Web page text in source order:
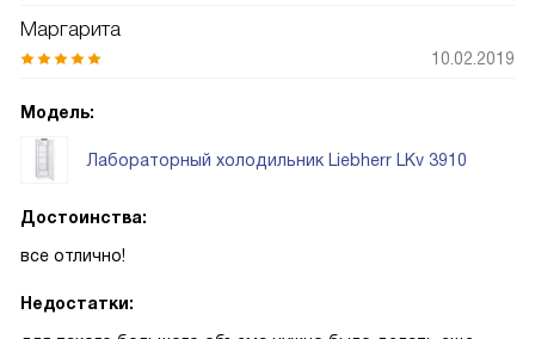
Маргарита
10.02.2019
Модель:
Лабораторный холодильник Liebherr LKv 3910
Достоинства:
все отлично!
Недостатки: